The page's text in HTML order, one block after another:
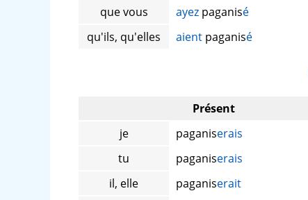
que vous
ayez paganisé
qu'ils, qu'elles
aient paganisé
Présent
je
paganiserais
tu
paganiserais
il, elle
paganiserait